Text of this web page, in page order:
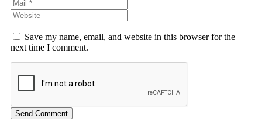
Save my name, email, and website in this browser for the
next time I comment.
Send Comment